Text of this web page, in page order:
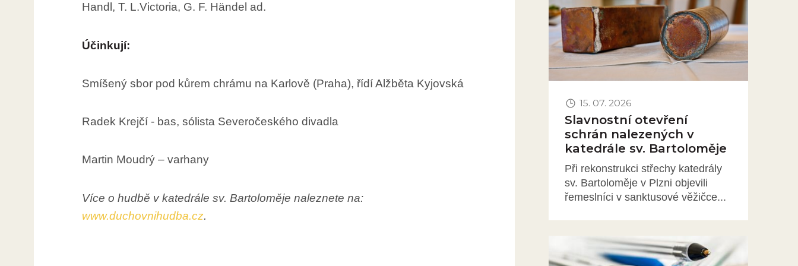
Handl, T. L.Victoria, G. F. Händel ad.
Účinkují:
Smíšený sbor pod kůrem chrámu na Karlově (Praha), řídí Alžběta Kyjovská
Radek Krejčí - bas, sólista Severočeského divadla
Martin Moudrý – varhany
Více o hudbě v katedrále sv. Bartoloměje naleznete na:
www.duchovnihudba.cz.
15. 07. 2026
Slavnostní otevření
schrán nalezených v
katedrále sv. Bartoloměje
Při rekonstrukci střechy katedrály
sv. Bartoloměje v Plzni objevili
řemeslníci v sanktusové věžičce...
Obrázek novinky